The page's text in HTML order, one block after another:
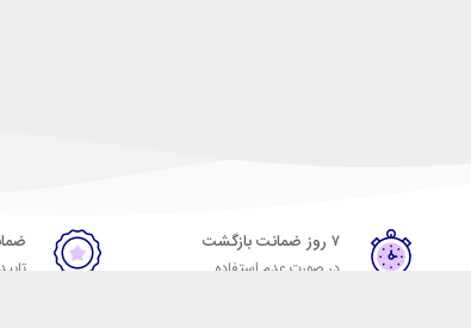
۷ روز ضمانت بازگشت
در صورت عدم استفاده